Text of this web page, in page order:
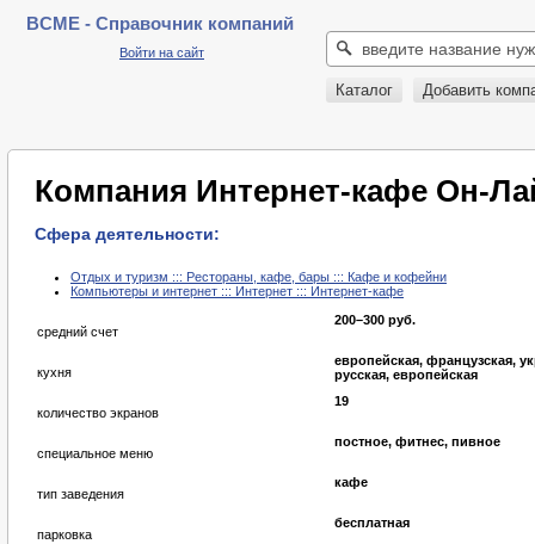
BCME - Справочник компаний
Войти на сайт
Каталог Добавить
Компания Интернет-кафе Он-
Сфера деятельности:
Отдых и туризм ::: Рестораны, кафе, бары ::: Кафе и кофейни
Компьютеры и интернет ::: Интернет ::: Интернет-кафе
средний счет
200–300 руб.
кухня
европейская, французская,
русская, европейская
количество экранов
19
специальное меню
постное, фитнес, пивное
тип заведения
кафе
парковка
бесплатная